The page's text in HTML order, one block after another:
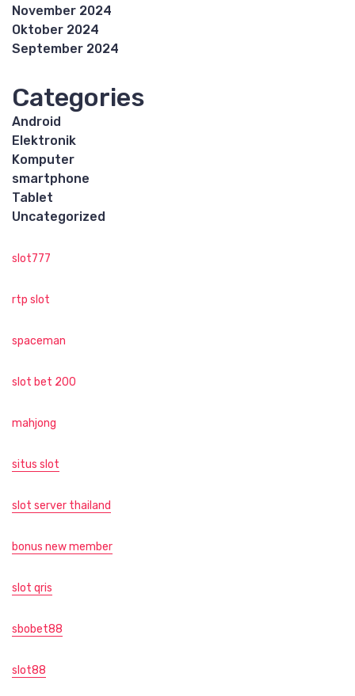
November 2024
Oktober 2024
September 2024
Categories
Android
Elektronik
Komputer
smartphone
Tablet
Uncategorized
slot777
rtp slot
spaceman
slot bet 200
mahjong
situs slot
slot server thailand
bonus new member
slot qris
sbobet88
slot88